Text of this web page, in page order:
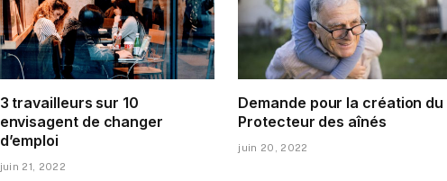
3 travailleurs sur 10
envisagent de changer
d’emploi
juin 21, 2022
Demande pour la création du
Protecteur des aînés
juin 20, 2022